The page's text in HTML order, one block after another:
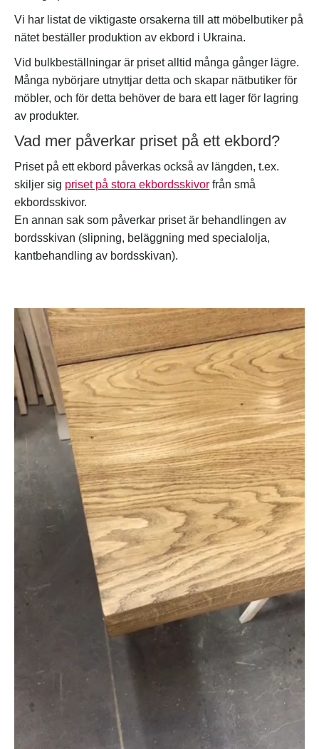
Vi har listat de viktigaste orsakerna till att möbelbutiker på
nätet beställer produktion av ekbord i Ukraina.
Vid bulkbeställningar är priset alltid många gånger lägre.
Många nybörjare utnyttjar detta och skapar nätbutiker för
möbler, och för detta behöver de bara ett lager för lagring
av produkter.
Vad mer påverkar priset på ett ekbord?
Priset på ett ekbord påverkas också av längden, t.ex.
skiljer sig priset på stora ekbordsskivor från små
ekbordsskivor.
En annan sak som påverkar priset är behandlingen av
bordsskivan (slipning, beläggning med specialolja,
kantbehandling av bordsskivan).